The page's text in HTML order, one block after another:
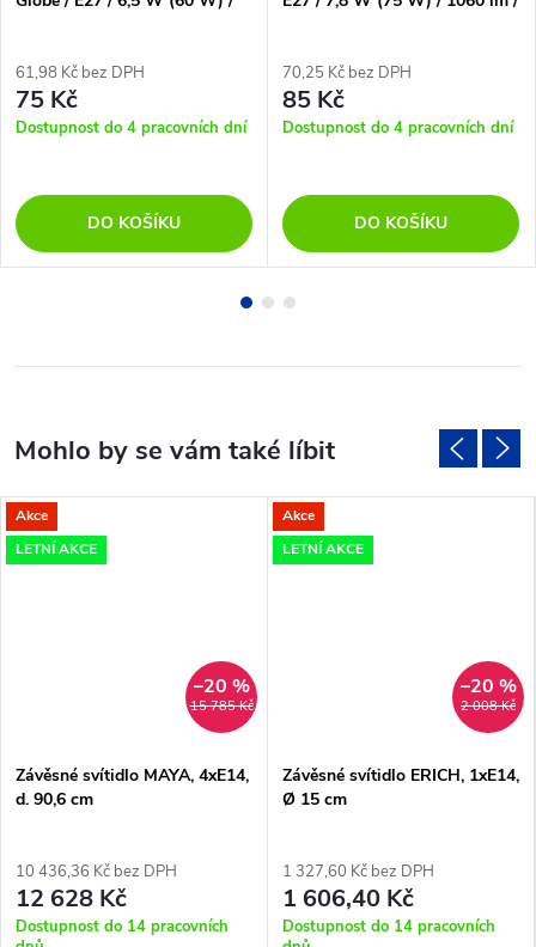
61,98 Kč bez DPH
75 Kč
Dostupnost do 4 pracovních dní
DO KOŠÍKU
70,25 Kč bez DPH
85 Kč
Dostupnost do 4 pracovních dní
DO KOŠÍKU
Akce
LETNÍ AKCE
15 785 Kč
–20 %
Závěsné svítidlo MAYA, 4xE14,
d. 90,6 cm
10 436,36 Kč bez DPH
12 628 Kč
Dostupnost do 14 pracovních
Akce
LETNÍ AKCE
2 008 Kč
–20 %
Závěsné svítidlo ERICH, 1xE14,
Ø 15 cm
1 327,60 Kč bez DPH
1 606,40 Kč
Dostupnost do 14 pracovních